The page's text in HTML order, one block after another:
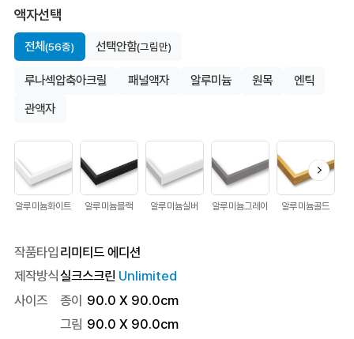
액자선택
전체(56종) 선택안함(그림만)
루나섹압축아크릴 패널액자 알루미늄 원목
엔틱
관액자
알루미늄화이트 알루미늄블랙 알루미늄실버 알루미늄그레이 알루미늄골드
작품타입 리미티드 에디션
제작방식실크스크린 Unlimited
사이즈
종이 90.0 X 90.0cm
그림 90.0 X 90.0cm